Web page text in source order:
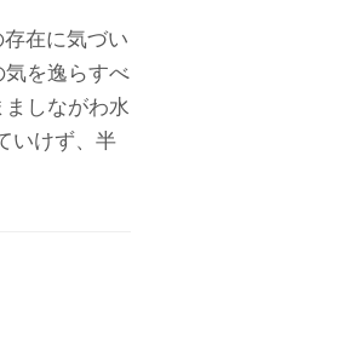
在に気づい
を逸らすべ
しながわ水
いけず、半